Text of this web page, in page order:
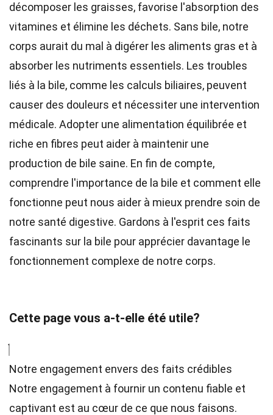
décomposer les graisses, favorise l'absorption des
vitamines et élimine les déchets. Sans bile, notre
corps aurait du mal à digérer les aliments gras et à
absorber les nutriments essentiels. Les troubles
liés à la bile, comme les calculs biliaires, peuvent
causer des douleurs et nécessiter une intervention
médicale. Adopter une alimentation équilibrée et
riche en fibres peut aider à maintenir une
production de bile saine. En fin de compte,
comprendre l'importance de la bile et comment elle
fonctionne peut nous aider à mieux prendre soin de
notre santé digestive. Gardons à l'esprit ces faits
fascinants sur la bile pour apprécier davantage le
fonctionnement complexe de notre corps.
Cette page vous a-t-elle été utile?
Notre engagement envers des faits crédibles
Notre engagement à fournir un contenu fiable et
captivant est au cœur de ce que nous faisons.